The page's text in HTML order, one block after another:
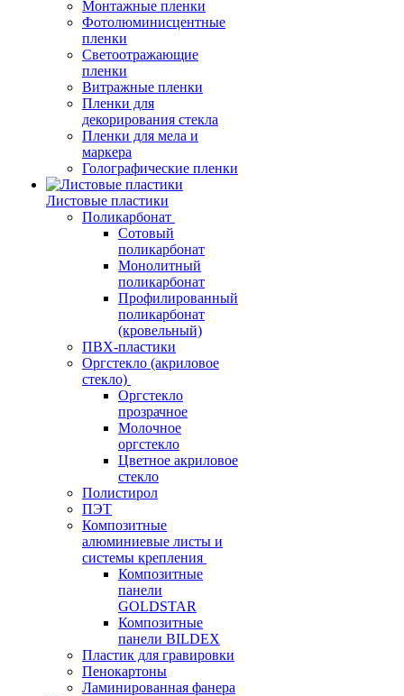
Монтажные пленки
Фотолюминисцентные
пленки
Светоотражающие
пленки
Витражные пленки
Пленки для
декорирования стекла
Пленки для мела и
маркера
Голографические пленки
Листовые пластики
Поликарбонат
Сотовый
поликарбонат
Монолитный
поликарбонат
Профилированный
поликарбонат
(кровельный)
ПВХ-пластики
Оргстекло (акриловое
стекло)
Оргстекло
прозрачное
Молочное
оргстекло
Цветное акриловое
стекло
Полистирол
ПЭТ
Композитные
алюминиевые листы и
системы крепления
Композитные
панели
GOLDSTAR
Композитные
панели BILDEX
Пластик для гравировки
Пенокартоны
Ламинированная фанера